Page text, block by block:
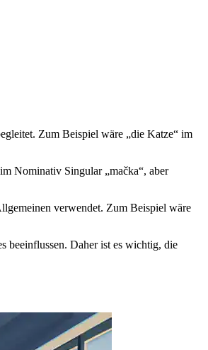
Zum Beispiel wäre „die Katze“ im
Nominativ Singular „mačka“, aber
verwendet. Zum Beispiel wäre
beeinflussen. Daher ist es wichtig, die